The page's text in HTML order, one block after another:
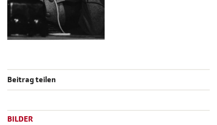
Beitrag teilen
BILDER